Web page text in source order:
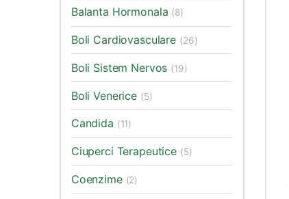
Balanta Hormonala (8)
Boli Cardiovasculare (26)
Boli Sistem Nervos (19)
Boli Venerice (5)
Candida (11)
Ciuperci Terapeutice (5)
Coenzime (2)